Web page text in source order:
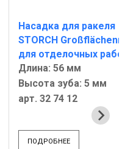
Насадка для ракеля
STORCH
для отделочных
Длина: 56 мм
Высота зуба: 5 мм
арт. 32 74 12
ПОДРОБНЕЕ